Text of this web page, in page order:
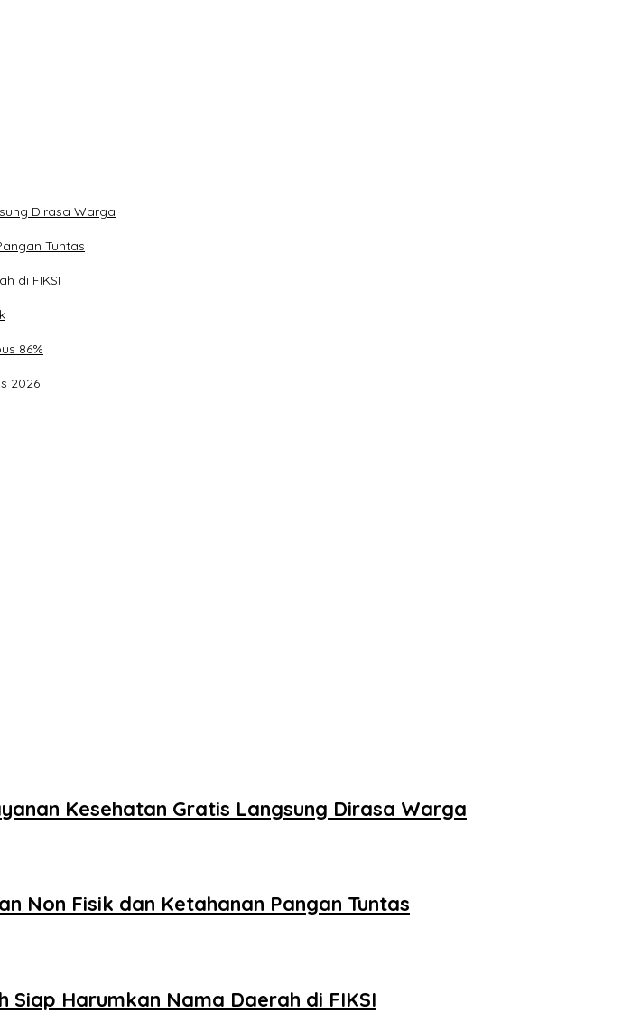
Dirasa Warga
Tuntas
di FIKSI
86%
2026
Kesehatan Gratis Langsung Dirasa Warga
Non Fisik dan Ketahanan Pangan Tuntas
Siap Harumkan Nama Daerah di FIKSI